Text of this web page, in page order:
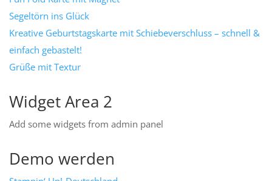
Segeltörn ins Glück
Kreative Geburtstagskarte mit Schiebeverschluss – schnell &
einfach gebastelt!
Grüße mit Textur
Widget Area 2
Add some widgets from admin panel
Demo werden